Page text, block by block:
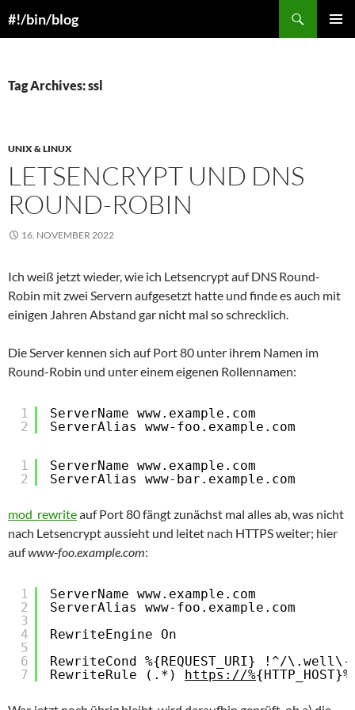
to#!/bin/blog
Tag Archives: ssl
UNIX & LINUX
LETSENCRYPT UND DNS
ROUND-ROBIN
16. NOVEMBER 2022
Ich weiß jetzt wieder, wie ich Letsencrypt auf DNS Round-
Robin mit zwei Servern aufgesetzt hatte und finde es auch mit
einigen Jahren Abstand gar nicht mal so schrecklich.
Die Server kennen sich auf Port 80 unter ihrem Namen im
Round-Robin und unter einem eigenen Rollennamen:
1
2
ServerName www.example.com
ServerAlias www-foo.example.com
1
2
ServerName www.example.com
ServerAlias www-bar.example.com
mod_rewriteauf Port 80 fängt zunächst mal alles ab, was nicht
nach Letsencrypt aussieht und leitet nach HTTPS weiter; hier
aufwww-foo.example.com:
1
2
3
4
5
6
7
ServerName www.example.com
ServerAlias www-foo.example.com
RewriteEngine On
RewriteCond %{REQUEST_URI} !^/
RewriteRule (.*) https://%